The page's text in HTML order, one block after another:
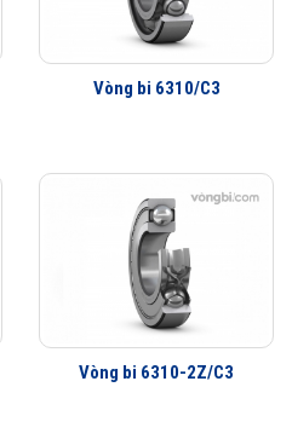
Vòng bi 6310/C3
Vòng bi 6310-2Z/C3